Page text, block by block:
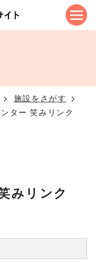
施設をさがす
ター 笑みリンク
みリンク